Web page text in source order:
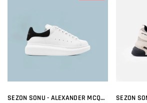
SEZON SONU - ALEXANDER MCQUEEN BEYAZ SIYAH